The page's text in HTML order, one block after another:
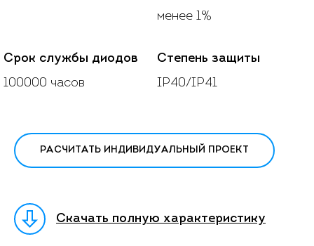
менее 1%
Срок службы диодов
100000 часов
Степень защиты
IP40/IP41
РАСЧИТАТЬ ИНДИВИДУАЛЬНЫЙ ПРОЕКТ
Скачать полную характеристику